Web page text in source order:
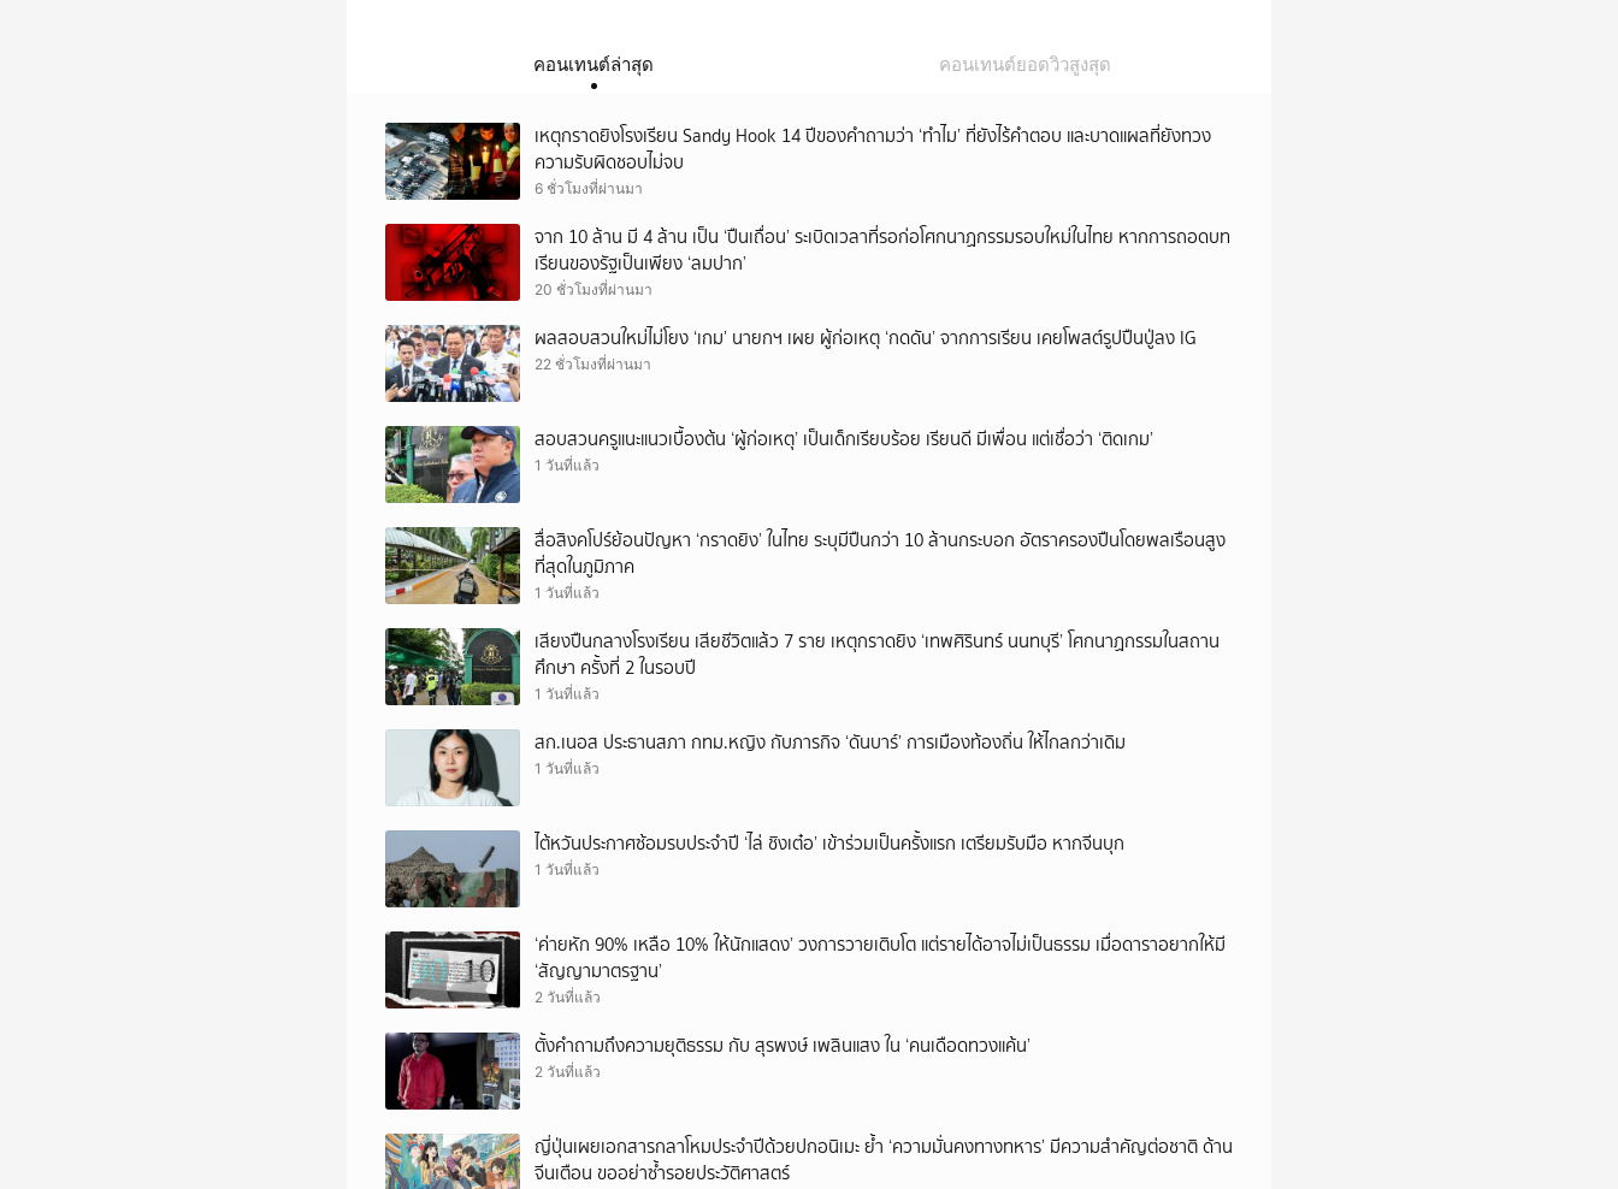
คอนเทนต์ล่าสุด คอนเทนต์ยอดวิวสูงสุด
เหตุกราดยิงโรงเรียน Sandy Hook 14 ปีของคำถามว่า ‘ทำไม’ ที่ยังไร้คำตอบ และบาดแผลที่ยังทวง
ความรับผิดชอบไม่จบ
6 ชั่วโมงที่ผ่านมา
จาก 10 ล้าน มี 4 ล้าน เป็น ‘ปืนเถื่อน’ ระเบิดเวลาที่รอก่อโศกนาฏกรรมรอบใหม่ในไทย หากการถอดบท
เรียนของรัฐเป็นเพียง ‘ลมปาก’
20 ชั่วโมงที่ผ่านมา
ผลสอบสวนใหม่ไม่โยง ‘เกม’ นายกฯ เผย ผู้ก่อเหตุ ‘กดดัน’ จากการเรียน เคยโพสต์รูปปืนปู่ลง IG
22 ชั่วโมงที่ผ่านมา
สอบสวนครูแนะแนวเบื้องต้น ‘ผู้ก่อเหตุ’ เป็นเด็กเรียบร้อย เรียนดี มีเพื่อน แต่เชื่อว่า ‘ติดเกม’
1 วันที่แล้ว
สื่อสิงคโปร์ย้อนปัญหา ‘กราดยิง’ ในไทย ระบุมีปืนกว่า 10 ล้านกระบอก อัตราครองปืนโดยพลเรือนสูง
ที่สุดในภูมิภาค
1 วันที่แล้ว
เสียงปืนกลางโรงเรียน เสียชีวิตแล้ว 7 ราย เหตุกราดยิง ‘เทพศิรินทร์ นนทบุรี’ โศกนาฏกรรมในสถาน
ศึกษา ครั้งที่ 2 ในรอบปี
1 วันที่แล้ว
สก.เนอส ประธานสภา กทม.หญิง กับภารกิจ ‘ดันบาร์’ การเมืองท้องถิ่น ให้ไกลกว่าเดิม
1 วันที่แล้ว
ไต้หวันประกาศซ้อมรบประจำปี ‘ไล่ ชิงเต๋อ’ เข้าร่วมเป็นครั้งแรก เตรียมรับมือ หากจีนบุก
1 วันที่แล้ว
‘ค่ายหัก 90% เหลือ 10% ให้นักแสดง’ วงการวายเติบโต แต่รายได้อาจไม่เป็นธรรม เมื่อดาราอยากให้มี
‘สัญญามาตรฐาน’
2 วันที่แล้ว
ตั้งคำถามถึงความยุติธรรม กับ สุรพงษ์ เพลินแสง ใน ‘คนเดือดทวงแค้น’
2 วันที่แล้ว
ญี่ปุ่นเผยเอกสารกลาโหมประจำปีด้วยปกอนิเมะ ย้ำ ‘ความมั่นคงทางทหาร’ มีความสำคัญต่อชาติ ด้าน
จีนเตือน ขออย่าซ้ำรอยประวัติศาสตร์